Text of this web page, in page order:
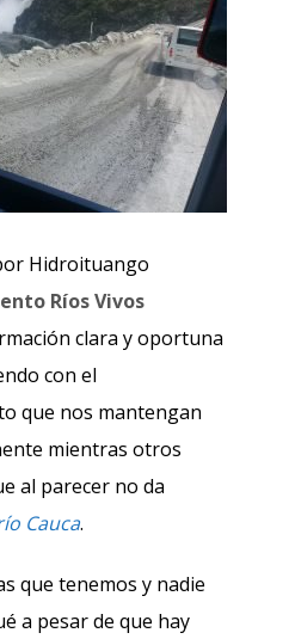
Hidroituango
Ríos Vivos
clara y oportuna
con el
que nos mantengan
mientras otros
al parecer no da
Cauca.
que tenemos y nadie
a pesar de que hay